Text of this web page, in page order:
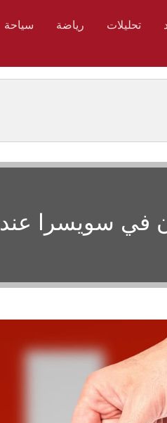
تحليلات رياضة سياحة
عند 10 ملايين